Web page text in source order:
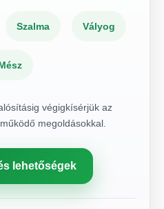
Szalma Vályog
végigkísérjük az
megoldásokkal.
lehetőségek